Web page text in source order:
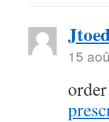
15